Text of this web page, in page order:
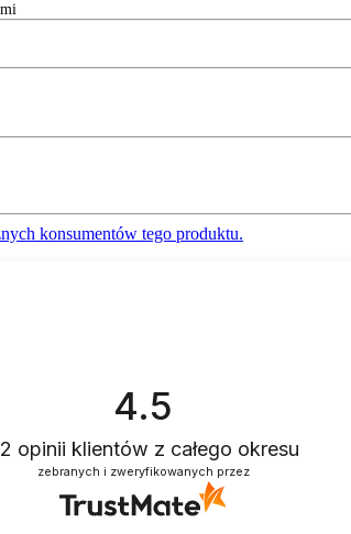
konsumentów tego produktu.
4.5
opinii klientów z całego okresu
zebranych i zweryfikowanych przez